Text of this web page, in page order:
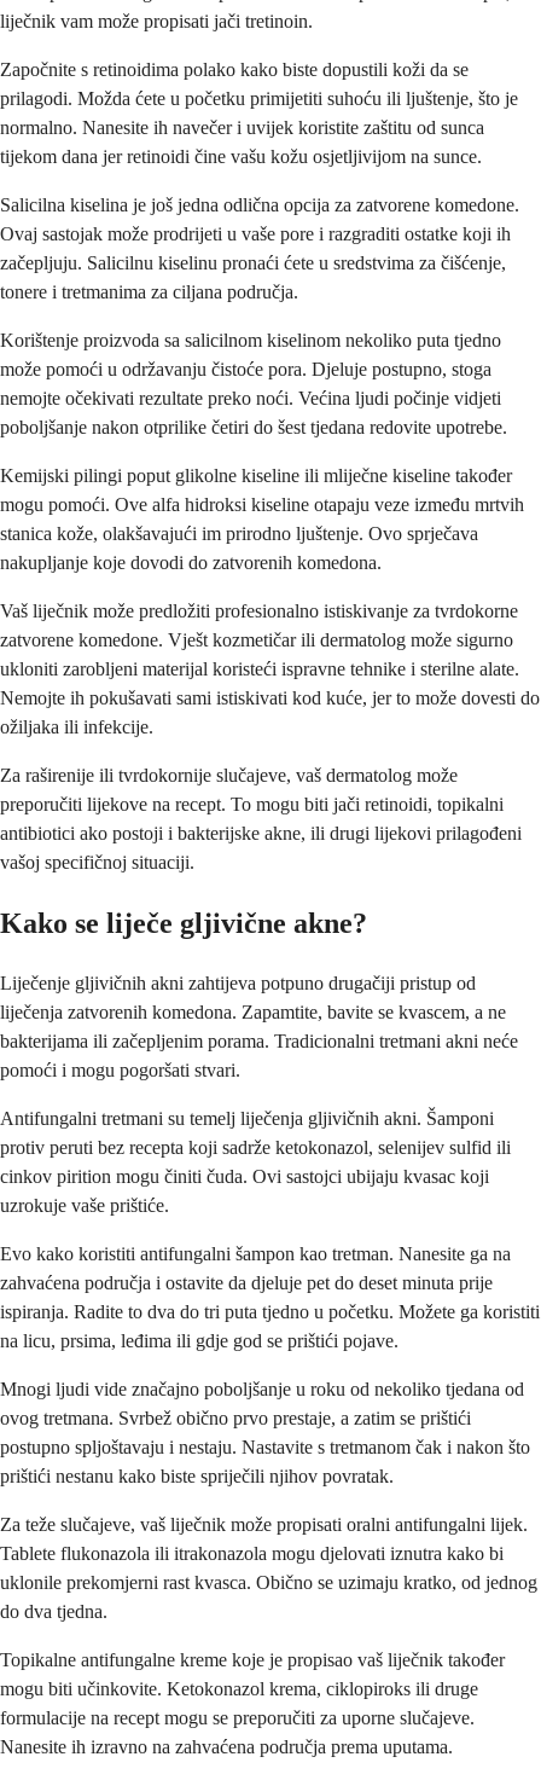
liječnik vam može propisati jači tretinoin.
Započnite s retinoidima polako kako biste dopustili koži da se
prilagodi. Možda ćete u početku primijetiti suhoću ili ljuštenje, što je
normalno. Nanesite ih navečer i uvijek koristite zaštitu od sunca
tijekom dana jer retinoidi čine vašu kožu osjetljivijom na sunce.
Salicilna kiselina je još jedna odlična opcija za zatvorene komedone.
Ovaj sastojak može prodrijeti u vaše pore i razgraditi ostatke koji ih
začepljuju. Salicilnu kiselinu pronaći ćete u sredstvima za čišćenje,
tonere i tretmanima za ciljana područja.
Korištenje proizvoda sa salicilnom kiselinom nekoliko puta tjedno
može pomoći u održavanju čistoće pora. Djeluje postupno, stoga
nemojte očekivati rezultate preko noći. Većina ljudi počinje vidjeti
poboljšanje nakon otprilike četiri do šest tjedana redovite upotrebe.
Kemijski pilingi poput glikolne kiseline ili mliječne kiseline također
mogu pomoći. Ove alfa hidroksi kiseline otapaju veze između mrtvih
stanica kože, olakšavajući im prirodno ljuštenje. Ovo sprječava
nakupljanje koje dovodi do zatvorenih komedona.
Vaš liječnik može predložiti profesionalno istiskivanje za tvrdokorne
zatvorene komedone. Vješt kozmetičar ili dermatolog može sigurno
ukloniti zarobljeni materijal koristeći ispravne tehnike i sterilne alate.
Nemojte ih pokušavati sami istiskivati kod kuće, jer to može dovesti do
ožiljaka ili infekcije.
Za raširenije ili tvrdokornije slučajeve, vaš dermatolog može
preporučiti lijekove na recept. To mogu biti jači retinoidi, topikalni
antibiotici ako postoji i bakterijske akne, ili drugi lijekovi prilagođeni
vašoj specifičnoj situaciji.
Kako se liječe gljivične akne?
Liječenje gljivičnih akni zahtijeva potpuno drugačiji pristup od
liječenja zatvorenih komedona. Zapamtite, bavite se kvascem, a ne
bakterijama ili začepljenim porama. Tradicionalni tretmani akni neće
pomoći i mogu pogoršati stvari.
Antifungalni tretmani su temelj liječenja gljivičnih akni. Šamponi
protiv peruti bez recepta koji sadrže ketokonazol, selenijev sulfid ili
cinkov pirition mogu činiti čuda. Ovi sastojci ubijaju kvasac koji
uzrokuje vaše prištiće.
Evo kako koristiti antifungalni šampon kao tretman. Nanesite ga na
zahvaćena područja i ostavite da djeluje pet do deset minuta prije
ispiranja. Radite to dva do tri puta tjedno u početku. Možete ga koristiti
na licu, prsima, leđima ili gdje god se prištići pojave.
Mnogi ljudi vide značajno poboljšanje u roku od nekoliko tjedana od
ovog tretmana. Svrbež obično prvo prestaje, a zatim se prištići
postupno spljoštavaju i nestaju. Nastavite s tretmanom čak i nakon što
prištići nestanu kako biste spriječili njihov povratak.
Za teže slučajeve, vaš liječnik može propisati oralni antifungalni lijek.
Tablete flukonazola ili itrakonazola mogu djelovati iznutra kako bi
uklonile prekomjerni rast kvasca. Obično se uzimaju kratko, od jednog
do dva tjedna.
Topikalne antifungalne kreme koje je propisao vaš liječnik također
mogu biti učinkovite. Ketokonazol krema, ciklopiroks ili druge
formulacije na recept mogu se preporučiti za uporne slučajeve.
Nanesite ih izravno na zahvaćena područja prema uputama.